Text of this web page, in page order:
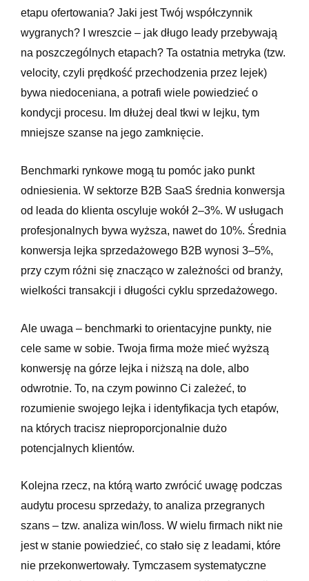
etapu ofertowania? Jaki jest Twój współczynnik
wygranych? I wreszcie – jak długo leady przebywają
na poszczególnych etapach? Ta ostatnia metryka (tzw.
velocity, czyli prędkość przechodzenia przez lejek)
bywa niedoceniana, a potrafi wiele powiedzieć o
kondycji procesu. Im dłużej deal tkwi w lejku, tym
mniejsze szanse na jego zamknięcie.
Benchmarki rynkowe mogą tu pomóc jako punkt
odniesienia. W sektorze B2B SaaS średnia konwersja
od leada do klienta oscyluje wokół 2–3%. W usługach
profesjonalnych bywa wyższa, nawet do 10%. Średnia
konwersja lejka sprzedażowego B2B wynosi 3–5%,
przy czym różni się znacząco w zależności od branży,
wielkości transakcji i długości cyklu sprzedażowego.
Ale uwaga – benchmarki to orientacyjne punkty, nie
cele same w sobie. Twoja firma może mieć wyższą
konwersję na górze lejka i niższą na dole, albo
odwrotnie. To, na czym powinno Ci zależeć, to
rozumienie swojego lejka i identyfikacja tych etapów,
na których tracisz nieproporcjonalnie dużo
potencjalnych klientów.
Kolejna rzecz, na którą warto zwrócić uwagę podczas
audytu procesu sprzedaży, to analiza przegranych
szans – tzw. analiza win/loss. W wielu firmach nikt nie
jest w stanie powiedzieć, co stało się z leadami, które
nie przekonwertowały. Tymczasem systematyczne